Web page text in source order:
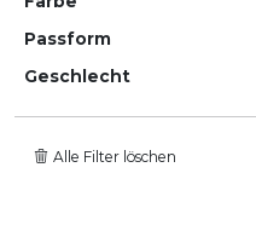
Passform
Geschlecht
Alle Filter löschen